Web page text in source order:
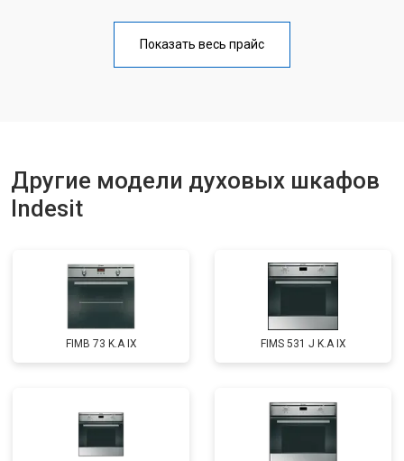
Показать весь прайс
Другие модели духовых шкафов
Indesit
FIMB 73 K.A IX FIMS 531 J K.A IX